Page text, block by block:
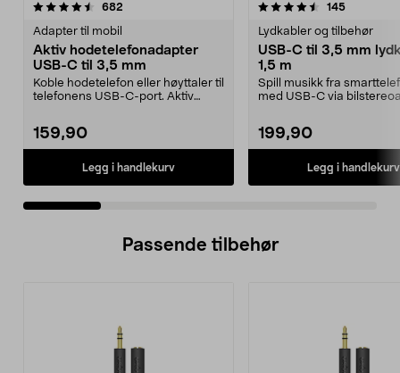
682
Adapter til mobil
Aktiv hodetelefonadapter
USB-C til 3,5 mm
Koble hodetelefon eller høyttaler til
telefonens USB-C-port. Aktiv
159,90
Legg i handlekurv
4.5 av 5 stjerner 145
Lydkabler og tilbehør
USB-C til 3,5 mm
1,5 m
Spill musikk fra
med USB-C via
199,90
Legg i handlekurv
4.0 av 5 stjerner
Passende tilbehør